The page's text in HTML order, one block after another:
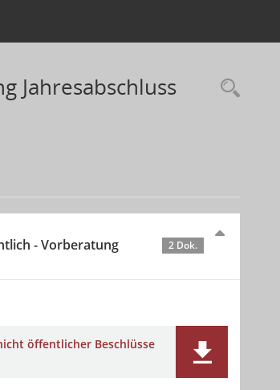
Jahresabschluss
- Vorberatung 2 Dok.
öffentlicher Beschlüsse